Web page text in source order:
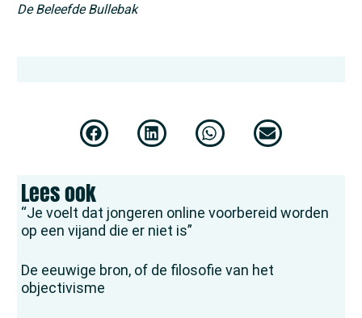
De Beleefde Bullebak
Lees ook
“Je voelt dat jongeren online voorbereid worden
op een vijand die er niet is”
De eeuwige bron, of de filosofie van het
objectivisme